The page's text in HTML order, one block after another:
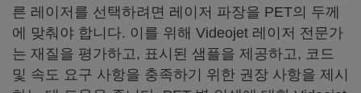
른 레이저를 선택하려면 레이저 파장을 PET의 두께
에 맞춰야 합니다. 이를 위해 Videojet 레이저 전문가
는 재질을 평가하고, 표시된 샘플을 제공하고, 코드
및 속도 요구 사항을 충족하기 위한 권장 사항을 제시